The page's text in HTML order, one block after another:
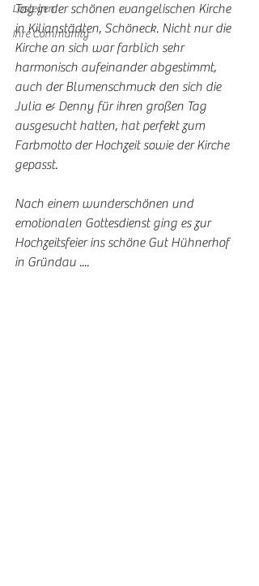
Loslegen
Ihre Community
Tag in der schönen evangelischen Kirche
in Kilianstädten, Schöneck. Nicht nur die
Kirche an sich war farblich sehr
harmonisch aufeinander abgestimmt,
auch der Blumenschmuck den sich die
Julia & Denny für ihren großen Tag
ausgesucht hatten, hat perfekt zum
Farbmotto der Hochzeit sowie der Kirche
gepasst.
Nach einem wunderschönen und
emotionalen Gottesdienst ging es zur
Hochzeitsfeier ins schöne Gut Hühnerhof
in Gründau ....